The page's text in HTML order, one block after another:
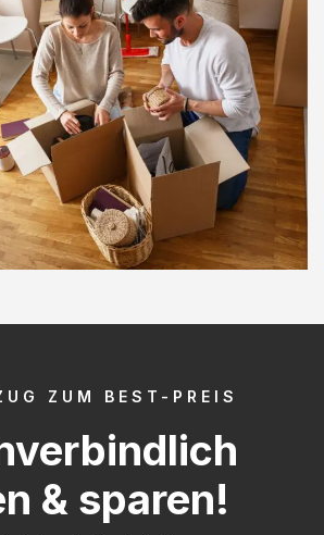
ZUM BEST-PREIS
& sparen!